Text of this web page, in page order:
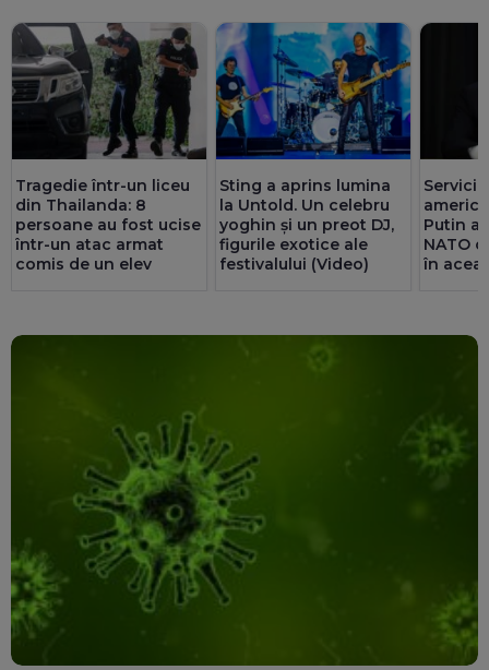
Tragedie într-un liceu
din Thailanda: 8
persoane au fost ucise
într-un atac armat
comis de un elev
Sting a aprins lumina
la Untold. Un celebru
yoghin și un preot DJ,
figurile exotice ale
festivalului (Video)
Putin
NATO
în